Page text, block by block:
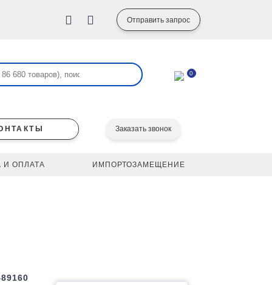
Отправить запрос
0
Заказать звонок
И ОПЛАТА ИМПОРТОЗАМЕЩЕНИЕ